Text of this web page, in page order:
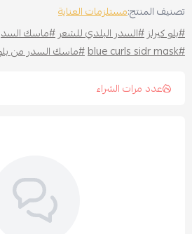
تصنيف المنتج:مستلزمات العناية
#بلو كيرلز#السدر البلدي للشعر#ماسك
#blue curls sidr mask
#ماسك السدر من بلو
عدد مرات الشراء